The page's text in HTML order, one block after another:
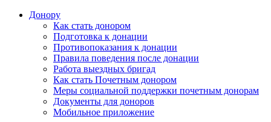
Донору
Как стать донором
Подготовка к донации
Противопоказания к донации
Правила поведения после донации
Работа выездных бригад
Как стать Почетным донором
Меры социальной поддержки почетным донорам
Документы для доноров
Мобильное приложение